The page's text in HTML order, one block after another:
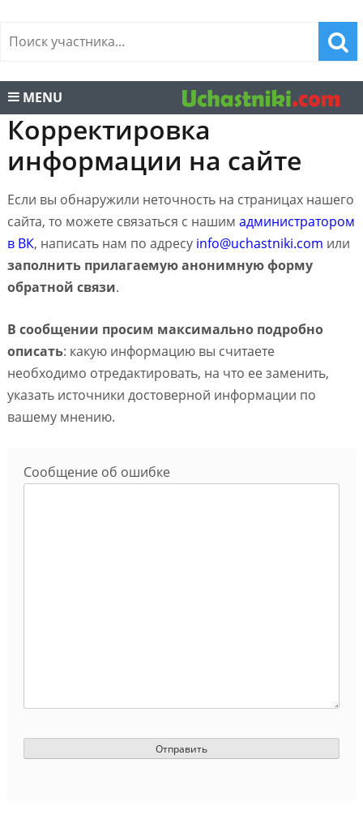
MENU
Корректировка
информации на сайте
Если вы обнаружили неточность на страницах нашего
сайта, то можете связаться с нашим администратором
в ВК, написать нам по адресу info@uchastniki.com или
заполнить прилагаемую анонимную форму
обратной связи.
В сообщении просим максимально подробно
описать: какую информацию вы считаете
необходимо отредактировать, на что ее заменить,
указать источники достоверной информации по
вашему мнению.
Сообщение об ошибке